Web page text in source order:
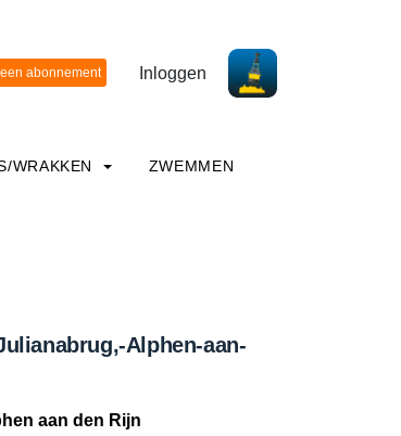
Inloggen
WRAKKEN ZWEMMEN
Alphen-aan-
aan den Rijn